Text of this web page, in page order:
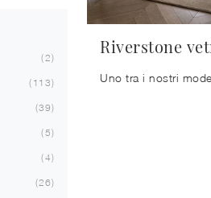
2
113
39
5
4
26
Riverstone